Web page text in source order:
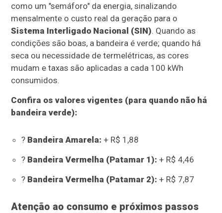
como um "semáforo" da energia, sinalizando
mensalmente o custo real da geração para o
Sistema Interligado Nacional (SIN). Quando as
condições são boas, a bandeira é verde; quando há
seca ou necessidade de termelétricas, as cores
mudam e taxas são aplicadas a cada 100 kWh
consumidos.
Confira os valores vigentes (para quando não há
bandeira verde):
? Bandeira Amarela: + R$ 1,88
? Bandeira Vermelha (Patamar 1): + R$ 4,46
? Bandeira Vermelha (Patamar 2): + R$ 7,87
Atenção ao consumo e próximos passos